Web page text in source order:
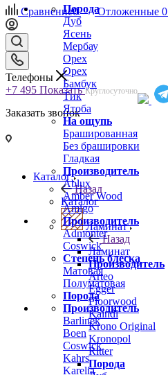
Порода
Дуб
Ясень
Мербау
Орех
Орех
Бамбук
Тик
Ятоба
На ощупь
Брашированная
Без брашировки
Гладкая
Производитель
Ablux
Amber Wood
Amigo
Производитель
Admonter
Coswick
Степень блеска
Матовая
Полуматовая
Порода
Производитель
Barlinek
Boen
Coswick
Kahrs
Karelia
Сравнение0 Отложенные 0
Телефоны
+7 495 Показать Круглосуточно
Заказать звонок
Каталог
Назад
Каталог
Ламинат
Назад
Ламинат
Производитель
Arteo
Egger
Floorwood
Kaindl
Krono Original
Kronopol
Ritter
Порода